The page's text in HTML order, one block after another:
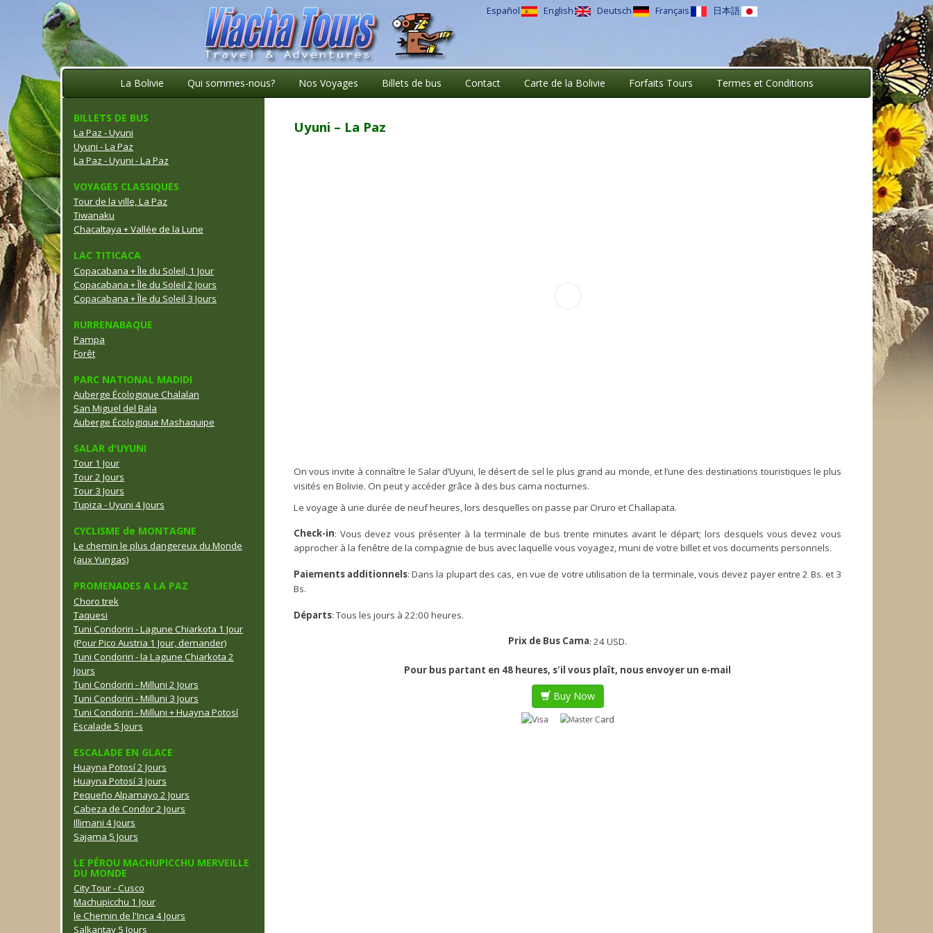
Español English Deutsch Français 日本語
La Bolivie Qui sommes-nous? Nos Voyages Billets de bus Contact Carte de la Bolivie Forfaits Tours Termes et Conditions
BILLETS DE BUS
La Paz - Uyuni
Uyuni - La Paz
La Paz - Uyuni - La Paz
VOYAGES CLASSIQUES
Tour de la ville, La Paz
Tiwanaku
Chacaltaya + Vallée de la Lune
LAC TITICACA
Copacabana + Île du Soleil, 1 Jour
Copacabana + Île du Soleil 2 Jours
Copacabana + Île du Soleil 3 Jours
RURRENABAQUE
Pampa
Forêt
PARC NATIONAL MADIDI
Auberge Écologique Chalalan
San Miguel del Bala
Auberge Écologique Mashaquipe
SALAR d'UYUNI
Tour 1 Jour
Tour 2 Jours
Tour 3 Jours
Tupiza - Uyuni 4 Jours
CYCLISME de MONTAGNE
Le chemin le plus dangereux du Monde
(aux Yungas)
PROMENADES A LA PAZ
Choro trek
Taquesi
Tuni Condoriri - Lagune Chiarkota 1 Jour
(Pour Pico Austria 1 Jour, demander)
Tuni Condoriri - la Lagune Chiarkota 2
Jours
Tuni Condoriri - Milluni 2 Jours
Tuni Condoriri - Milluni 3 Jours
Tuni Condoriri - Milluni + Huayna Potosí
Escalade 5 Jours
ESCALADE EN GLACE
Huayna Potosí 2 Jours
Huayna Potosí 3 Jours
Pequeño Alpamayo 2 Jours
Cabeza de Condor 2 Jours
Illimani 4 Jours
Sajama 5 Jours
LE PÉROU MACHUPICCHU MERVEILLE
DU MONDE
City Tour - Cusco
Machupicchu 1 Jour
le Chemin de l'Inca 4 Jours
Salkantay 5 Jours
Uyuni – La Paz
On vous invite à connaître le Salar d’Uyuni, le désert de sel le plus grand au monde, et l’une des destinations touristiques le plus
visités en Bolivie. On peut y accéder grâce à des bus cama nocturnes.
Le voyage à une durée de neuf heures, lors desquelles on passe par Oruro et Challapata.
Check-in: Vous devez vous présenter à la terminale de bus trente minutes avant le départ; lors desquels vous devez vous
approcher à la fenêtre de la compagnie de bus avec laquelle vous voyagez, muni de votre billet et vos documents personnels.
Paiements additionnels: Dans la plupart des cas, en vue de votre utilisation de la terminale, vous devez payer entre 2 Bs. et 3
Bs.
Départs: Tous les jours à 22:00 heures.
Prix de Bus Cama: 24 USD.
Pour bus partant en 48 heures, s'il vous plaît, nous envoyer un e-mail
Buy Now